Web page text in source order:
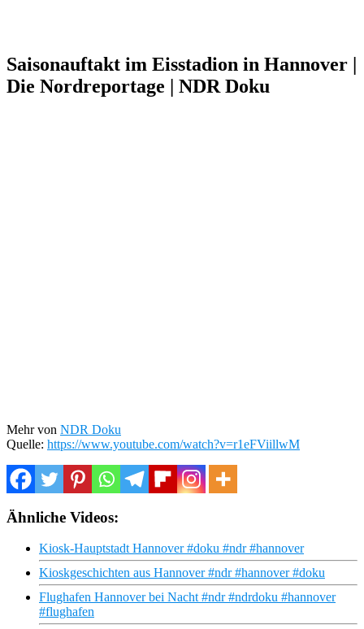
Saisonauftakt im Eisstadion in Hannover |
Die Nordreportage | NDR Doku
Mehr von NDR Doku
Quelle: https://www.youtube.com/watch?v=r1eFViillwM
Ähnliche Videos:
Kiosk-Hauptstadt Hannover #doku #ndr #hannover
Kioskgeschichten aus Hannover #ndr #hannover #doku
Flughafen Hannover bei Nacht #ndr #ndrdoku #hannover
#flughafen